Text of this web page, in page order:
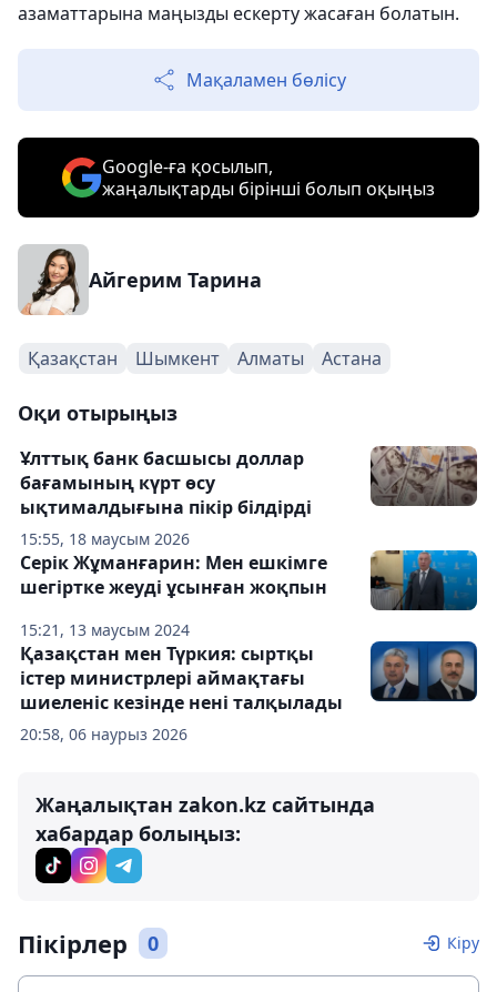
азаматтарына маңызды ескерту жасаған болатын.
Мақаламен бөлісу
Google-ға қосылып,
жаңалықтарды бірінші болып оқыңыз
Айгерим Тарина
Қазақстан Шымкент Алматы Астана
Оқи отырыңыз
15:55, 18 маусым 2026
Ұлттық банк басшысы доллар
бағамының күрт өсу
ықтималдығына пікір білдірді
15:21, 13 маусым 2024
Серік Жұманғарин: Мен ешкімге
шегіртке жеуді ұсынған жоқпын
20:58, 06 наурыз 2026
Қазақстан мен Түркия: сыртқы
істер министрлері аймақтағы
шиеленіс кезінде нені талқылады
Жаңалықтан zakon.kz сайтында
хабардар болыңыз:
Пікірлер 0 Кіру